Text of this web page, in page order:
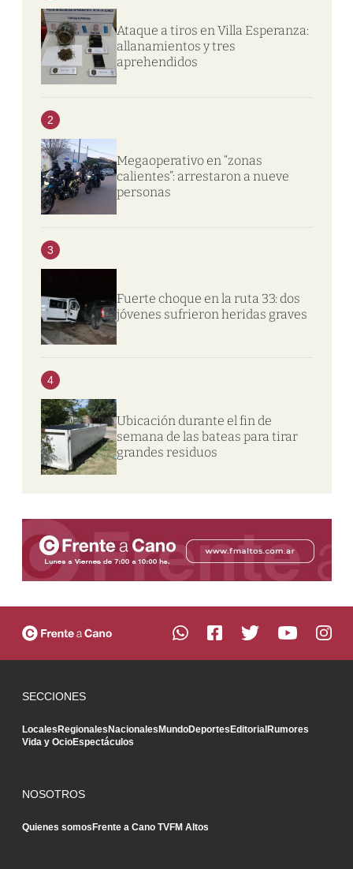
Ataque a tiros en Villa Esperanza:
allanamientos y tres
aprehendidos
2
Megaoperativo en “zonas
calientes”: arrestaron a nueve
personas
3
Fuerte choque en la ruta 33: dos
jóvenes sufrieron heridas graves
4
Ubicación durante el fin de
semana de las bateas para tirar
grandes residuos
SECCIONES
LocalesRegionalesNacionalesMundoDeportesEditorialRumores
Vida y OcioEspectáculos
NOSOTROS
Quienes somosFrente a Cano TVFM Altos